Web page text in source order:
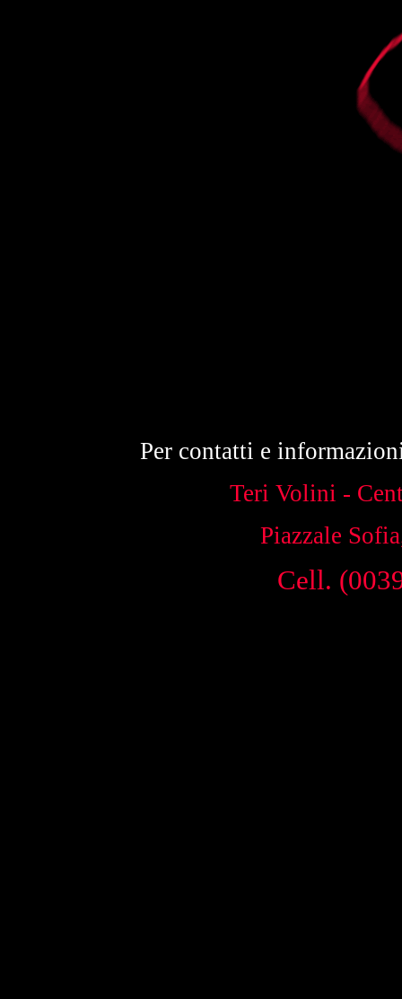
Per contatti e
Teri Volini -
Piazzale
Cell.